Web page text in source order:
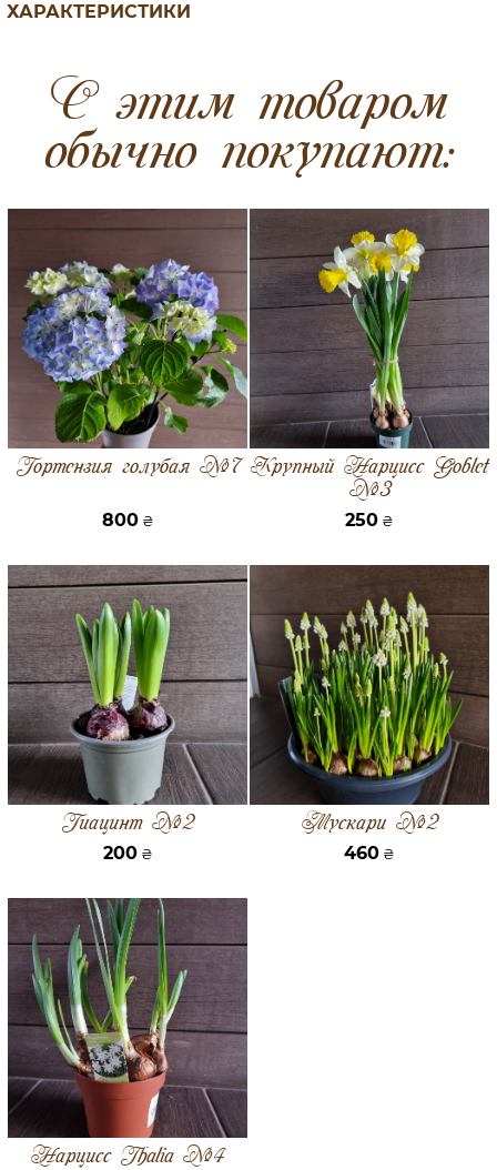
ХАРАКТЕРИСТИКИ
C этим товаром
обычно покупают:
Гортензия голубая №7
800₴
Крупный Нарцисс Goblet
№3
250 ₴
Гиацинт №2
200₴
Мускари №2
460 ₴
Нарцисс Thalia №4